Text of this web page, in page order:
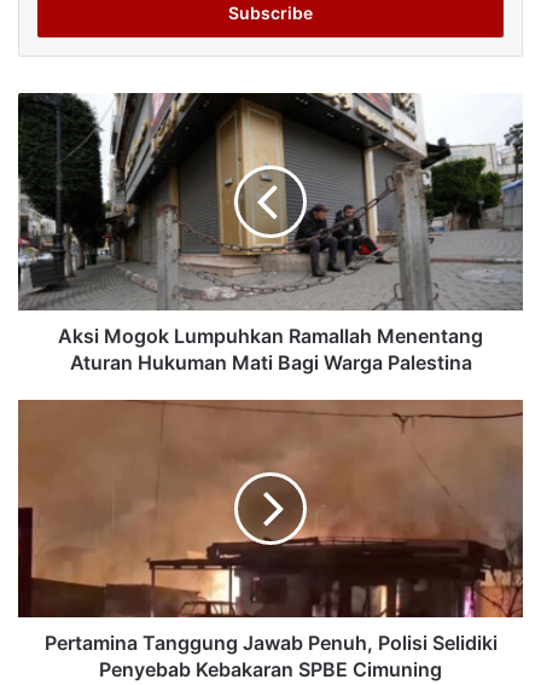
Aksi Mogok Lumpuhkan Ramallah Menentang
Aturan Hukuman Mati Bagi Warga Palestina
Pertamina Tanggung Jawab Penuh, Polisi Selidiki
Penyebab Kebakaran SPBE Cimuning